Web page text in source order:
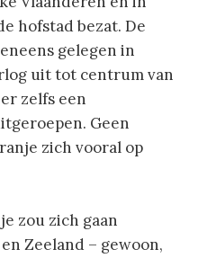
hofstad bezat. De
gelegen in
uit tot centrum van
zelfs een
Geen
zich vooral op
zou zich gaan
Zeeland – gewoon,